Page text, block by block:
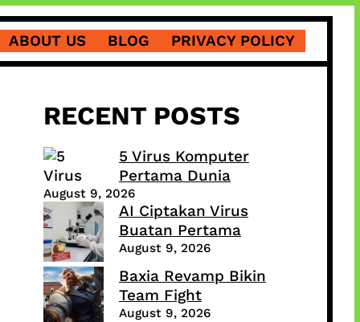
ABOUT US BLOG PRIVACY POLICY
RECENT POSTS
5 Virus Komputer
Pertama Dunia
August 9, 2026
AI Ciptakan Virus
Buatan Pertama
August 9, 2026
Baxia Revamp Bikin
Team Fight
August 9, 2026